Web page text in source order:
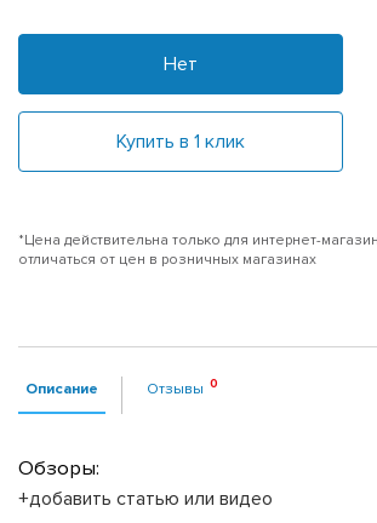
Нет
Купить в 1 клик
*Цена действительна только для интернет-
отличаться от цен в розничных магазинах
Описание Отзывы
Обзоры:
+добавить статью или видео